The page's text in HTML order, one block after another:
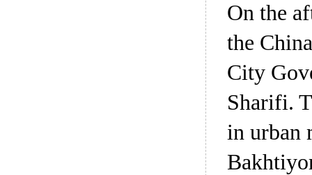
On the
the
City
Sharifi.
in urban